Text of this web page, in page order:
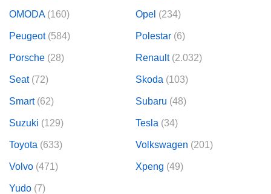
OMODA(160) Opel (234)
Peugeot(584) Polestar (6)
Porsche (28) Renault(2.032)
Seat(72) Skoda (103)
Smart(62) Subaru (48)
Suzuki (129) Tesla (34)
Toyota (633) Volkswagen (201)
Volvo (471) Xpeng (49)
Yudo (7)